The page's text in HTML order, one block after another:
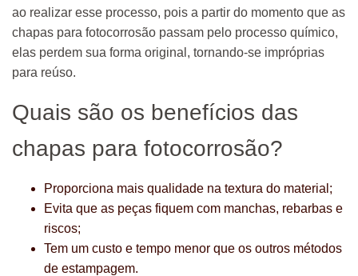
ao realizar esse processo, pois a partir do momento que as
chapas para fotocorrosão passam pelo processo químico,
elas perdem sua forma original, tornando-se impróprias
para reúso.
Quais são os benefícios das
chapas para fotocorrosão?
Proporciona mais qualidade na textura do material;
Evita que as peças fiquem com manchas, rebarbas e
riscos;
Tem um custo e tempo menor que os outros métodos
de estampagem.